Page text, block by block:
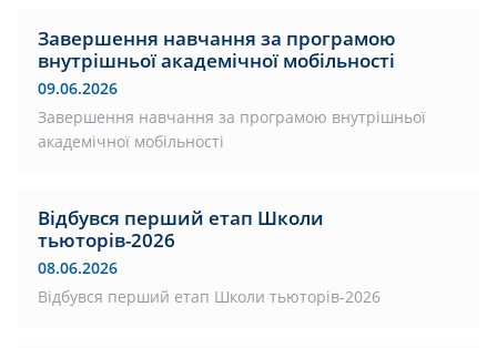
Завершення навчання за програмою
внутрішньої академічної мобільності
09.06.2026
Завершення навчання за програмою внутрішньої
академічної мобільності
Відбувся перший етап Школи
тьюторів-2026
08.06.2026
Відбувся перший етап Школи тьюторів-2026